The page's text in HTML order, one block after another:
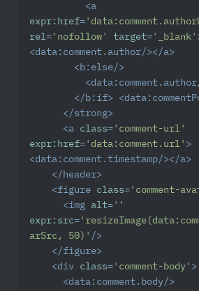
<a
expr:href=
rel= 'nofollow' target= '_blank'
<data:comment.author/></a>
<b:else/>
<data:comment.author
</ b:if> <
</strong>
<a class= 'comment-url'
expr:href= 'data:comment.url' >
<data:comment.timestamp/></a>
</ header>
<figure class= 'comment-
<img alt= ''
expr:src=
arSrc, 50)' />
</figure>
<div class= 'comment-body' >
<data:comment.body/>